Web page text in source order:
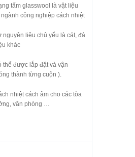
tấm glasswool là vật liệu
công nghiệp cách nhiệt
liệu chủ yếu là cát, đá
khác
thể được lắp đặt và vận
thành từng cuộn ).
nhiệt cách âm cho các tòa
văn phòng …